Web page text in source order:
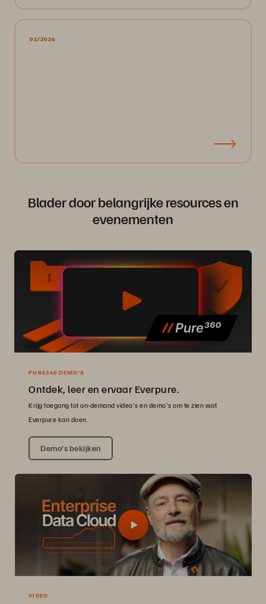
01/2026
Blader door belangrijke resources en
evenementen
PURE360 DEMO’S
Ontdek, leer en ervaar Everpure.
Krijg toegang tot on-demand video's en demo's om te zien wat
Everpure kan doen.
Demo’s bekijken
VIDEO